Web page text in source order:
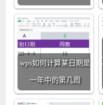
wps如何计算某日期是
一年中的第几周